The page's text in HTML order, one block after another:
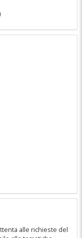
alle richieste del